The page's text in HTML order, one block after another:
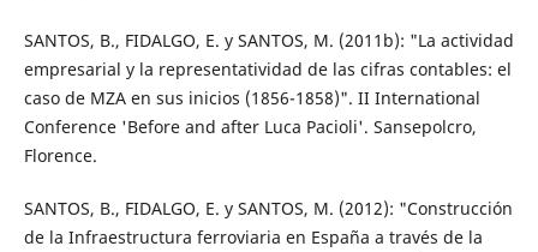
SANTOS, B., FIDALGO, E. y SANTOS, M. (2011b): "La actividad
empresarial y la representatividad de las cifras contables: el
caso de MZA en sus inicios (1856-1858)". II International
Conference 'Before and after Luca Pacioli'. Sansepolcro,
Florence.
SANTOS, B., FIDALGO, E. y SANTOS, M. (2012): "Construcción
de la Infraestructura ferroviaria en España a través de la